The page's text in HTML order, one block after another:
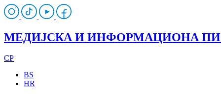
МЕДИЈСКА И ИНФОРМАЦИОНА
CP
BS
HR